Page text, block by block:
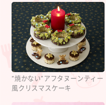
“焼かない”アフタヌーンティー
風クリスマスケーキ